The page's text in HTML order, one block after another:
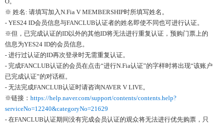
※ 姓名: 请填写加入N.Fia V MEMBERSHIP时所填写姓名。
- YES24 ID会员信息与FANCLUB认证者的姓名即使不同也可进行认证。
※但，已完成认证的ID以外的其他ID将无法进行重复认证，预购门票上的
信息为YES24 ID的会员信息。
- 进行过认证的ID再次登录时无需重复认证。
- 完成FANCLUB认证的会员在点击“进行N.Fia认证”的字样时将出现“该账户
已完成认证”的对话框。
- 无法完成FANCLUB认证时请咨询NAVER V LIVE。
※链接： https://help.naver.com/support/contents/contents.help?
serviceNo=12240&categoryNo=21629
- 在FANCLUB认证期间没有完成会员认证的观众将无法进行优先购票，只